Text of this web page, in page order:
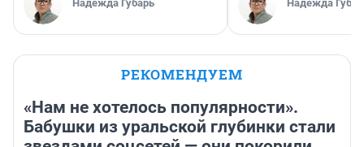
Надежда Губарь Надежда
РЕКОМЕНДУЕМ
«Нам не хотелось популярности».
Бабушки из уральской глубинки стали